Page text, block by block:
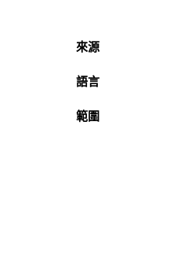
來源
語言
範圍